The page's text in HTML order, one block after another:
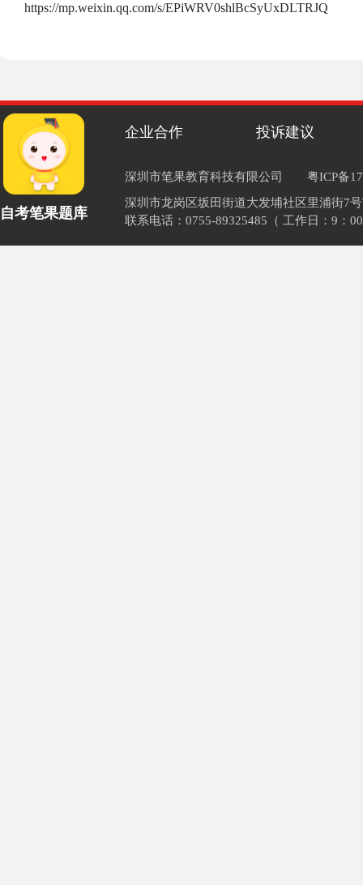
https://mp.weixin.qq.com/s/EPiWRV0shlBcSyUxDLTRJQ
自考笔果题库
企业合作 投诉建议
深圳市笔果教育科技有限公司
粤ICP备
深圳市龙岗区坂田街道大发埔社区里浦街7
联系电话：0755-89325485（ 工作日：9：